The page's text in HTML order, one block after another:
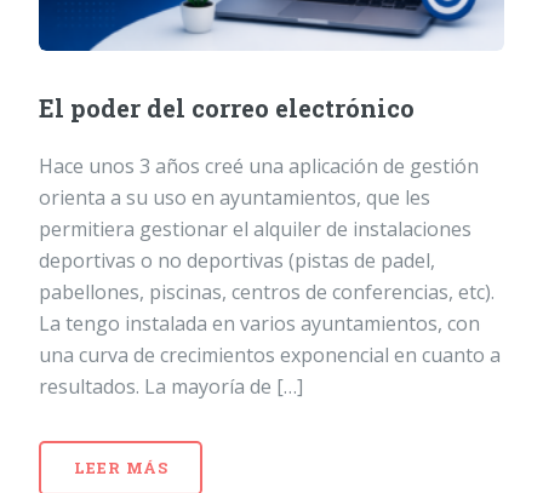
El poder del correo electrónico
Hace unos 3 años creé una aplicación de gestión
orienta a su uso en ayuntamientos, que les
permitiera gestionar el alquiler de instalaciones
deportivas o no deportivas (pistas de padel,
pabellones, piscinas, centros de conferencias, etc).
La tengo instalada en varios ayuntamientos, con
una curva de crecimientos exponencial en cuanto a
resultados. La mayoría de […]
LEER MÁS